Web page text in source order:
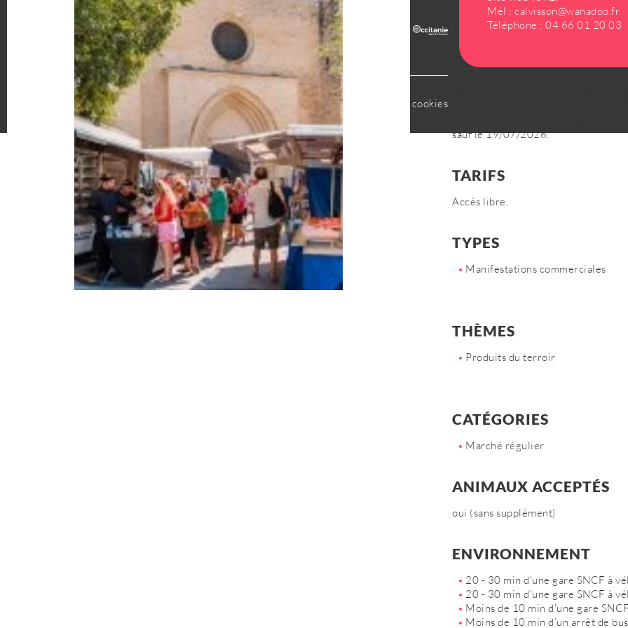
Mél : calvisson@wanadoo.fr
Téléphone : 04 66 01 20 03
sauf le 19/07/2026.
TARIFS
Accès libre.
TYPES
Manifestations commerciales
THÈMES
Produits du terroir
CATÉGORIES
Marché régulier
ANIMAUX ACCEPTÉS
oui (sans supplément)
ENVIRONNEMENT
20 - 30 min d'une gare SNCF à
20 - 30 min d'une gare SNCF à
Moins de 10 min d'une gare
Moins de 10 min d’un arrêt de
Plan du site Mentions légales CGV Politique de confidentialité Gestion des cookies